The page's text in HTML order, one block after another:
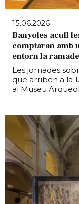
15.06.2026
Banyoles acull
comptaran amb
entorn la
Les jornades
que arriben a la
al Museu